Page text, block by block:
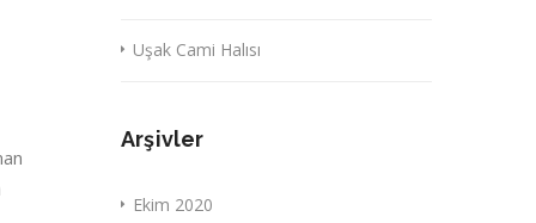
Uşak Cami Halısı
Arşivler
Ekim 2020